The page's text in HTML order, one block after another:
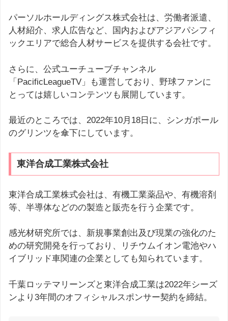
パーソルホールディングス株式会社は、労働者派遣、
人材紹介、求人広告など、国内およびアジアパシフィ
ックエリアで総合人材サービスを提供する会社です。
さらに、公式ユーチューブチャンネル
「PacificLeagueTV」も運営しており、野球ファンに
とっては嬉しいコンテンツも展開しています。
最近のところでは、2022年10月18日に、シンガポール
のグリンツを傘下にしています。
東洋合成工業株式会社
東洋合成工業株式会社は、有機工業薬品や、有機溶剤
等、半導体などのの製造と販売を行う企業です。
感光材研究所では、新規事業創出及び現業の強化のた
めの研究開発を行っており、リチウムイオン電池やハ
イブリッド車関連の企業としても知られています。
千葉ロッテマリーンズと東洋合成工業は2022年シーズ
ンより3年間のオフィシャルスポンサー契約を締結。